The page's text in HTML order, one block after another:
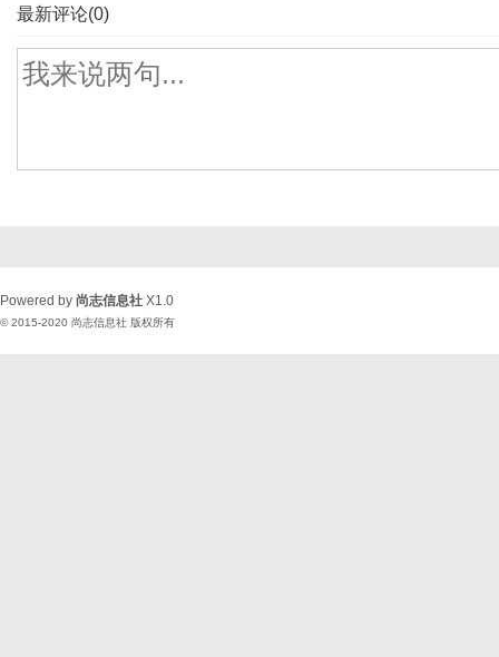
最新评论(0)
Powered by 尚志信息社 X1.0
© 2015-2020 尚志信息社 版权所有